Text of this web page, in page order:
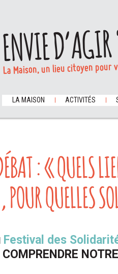
ENVIE
La Maison, un lieu citoyen
LA MAISON ACTIVITÉS
: « QUELS
QUELLES
Festival des